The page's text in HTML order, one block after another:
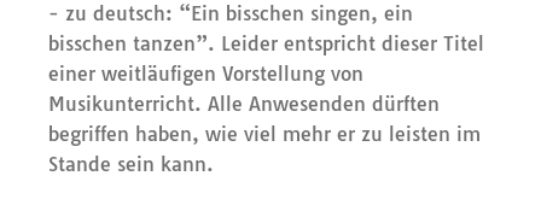
- zu deutsch: “Ein bisschen singen, ein
bisschen tanzen”. Leider entspricht dieser Titel
einer weitläufigen Vorstellung von
Musikunterricht. Alle Anwesenden dürften
begriffen haben, wie viel mehr er zu leisten im
Stande sein kann.